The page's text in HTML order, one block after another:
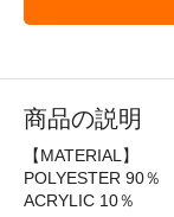
商品の説明
【MATERIAL】
POLYESTER 90％
ACRYLIC 10％